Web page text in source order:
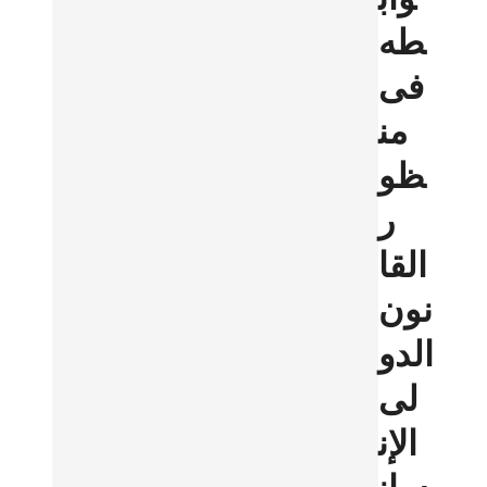
طه
فى
من
ظو
ر
القا
نون
الدو
لى
الإن